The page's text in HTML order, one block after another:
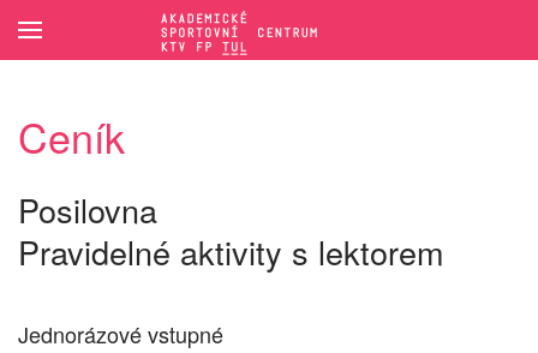
Přejít na hlavní obsah
Ceník
Posilovna
Pravidelné aktivity s lektorem
Jednorázové vstupné